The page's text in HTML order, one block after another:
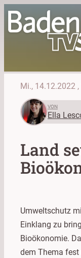
Mi., 14.12.2022
VON
Ella
Land
Umweltschutz
Einklang zu
Bioökonomie.
dem Thema